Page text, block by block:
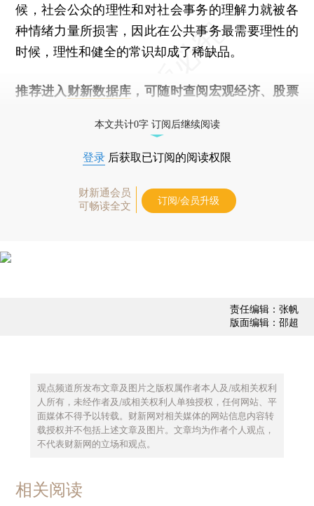
候，社会公众的理性和对社会事务的理解力就被各
种情绪力量所损害，因此在公共事务最需要理性的
时候，理性和健全的常识却成了稀缺品。
推荐进入 财新数据库 ，可随时查阅宏观经济、股票
本文共计0字 订阅后继续阅读
登录 后获取已订阅的阅读权限
财新通会员
可畅读全文
订阅/会员升级
责任编辑：张帆
版面编辑：邵超
观点频道所发布文章及图片之版权属作者本人及/或相关权利
人所有，未经作者及/或相关权利人单独授权，任何网站、平
面媒体不得予以转载。财新网对相关媒体的网站信息内容转
载授权并不包括上述文章及图片。文章均为作者个人观点，
不代表财新网的立场和观点。
相关阅读